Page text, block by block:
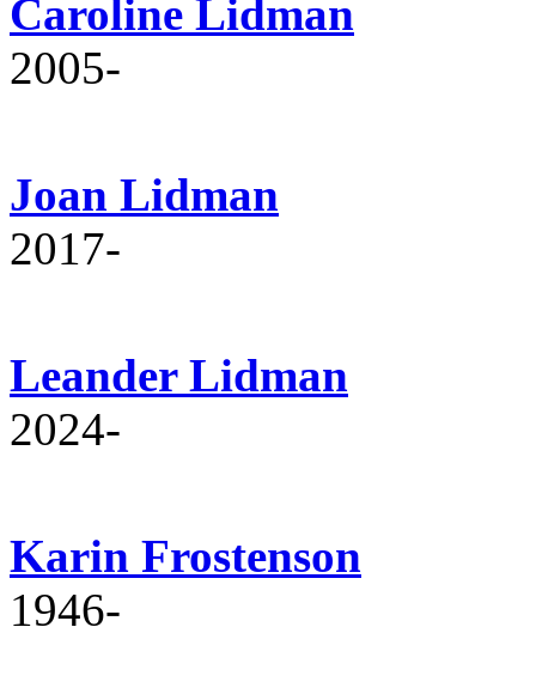
Caroline Lidman
2005‐
Joan Lidman
2017‐
Leander Lidman
2024‐
Karin Frostenson
1946‐